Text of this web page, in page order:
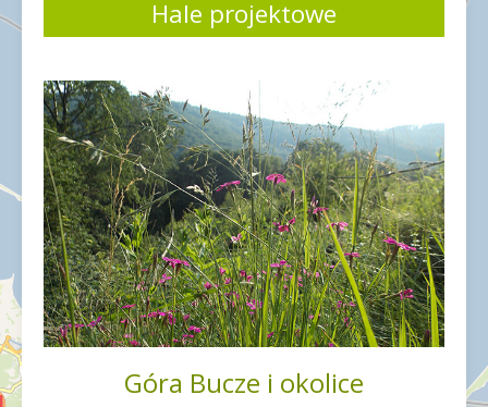
Hale projektowe
Góra Bucze i okolice